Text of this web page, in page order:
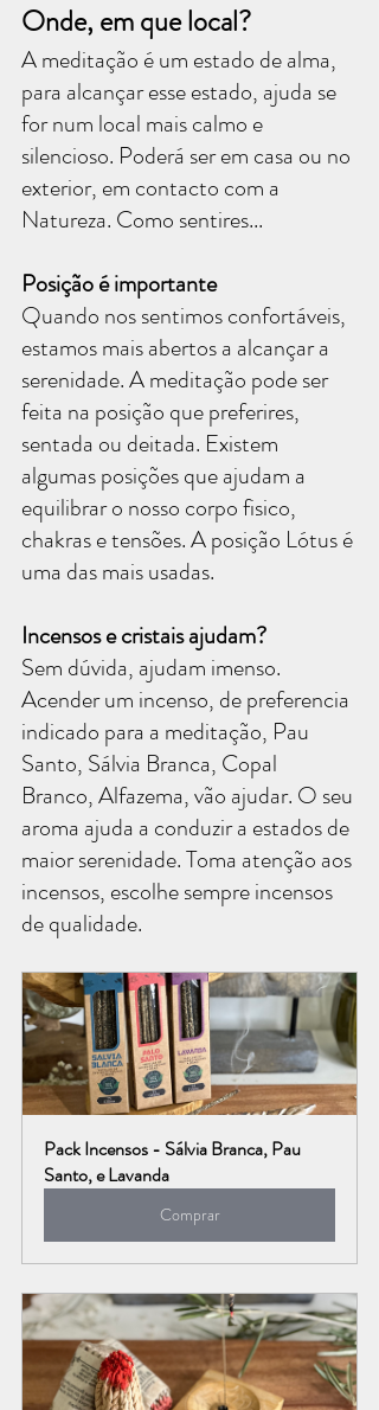
Onde, em que local?
A meditação é um estado de alma,
para alcançar esse estado, ajuda se
for num local mais calmo e
silencioso. Poderá ser em casa ou no
exterior, em contacto com a
Natureza. Como sentires...
Posição é importante
Quando nos sentimos confortáveis,
estamos mais abertos a alcançar a
serenidade. A meditação pode ser
feita na posição que preferires,
sentada ou deitada. Existem
algumas posições que ajudam a
equilibrar o nosso corpo fisico,
chakras e tensões. A posição Lótus é
uma das mais usadas.
Incensos e cristais ajudam?
Sem dúvida, ajudam imenso.
Acender um incenso, de preferencia
indicado para a meditação, Pau
Santo, Sálvia Branca, Copal
Branco, Alfazema, vão ajudar. O seu
aroma ajuda a conduzir a estados de
maior serenidade. Toma atenção aos
incensos, escolhe sempre incensos
de qualidade.
Pack Incensos - Sálvia Branca, Pau
Santo, e Lavanda
Comprar